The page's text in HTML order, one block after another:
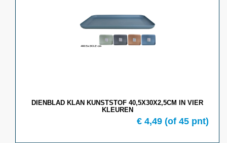
DIENBLAD KLAN KUNSTSTOF 40,5X30X2,5CM IN VIER
KLEUREN
€ 4,49 (of 45 pnt)